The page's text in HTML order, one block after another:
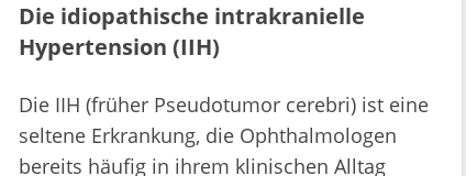
Die idiopathische intrakranielle
Hypertension (IIH)
Die IIH (früher Pseudotumor cerebri) ist eine
seltene Erkrankung, die Ophthalmologen
bereits häufig in ihrem klinischen Alltag